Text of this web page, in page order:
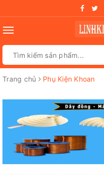
Toggle
Trang chủ Phụ Kiện Khoan